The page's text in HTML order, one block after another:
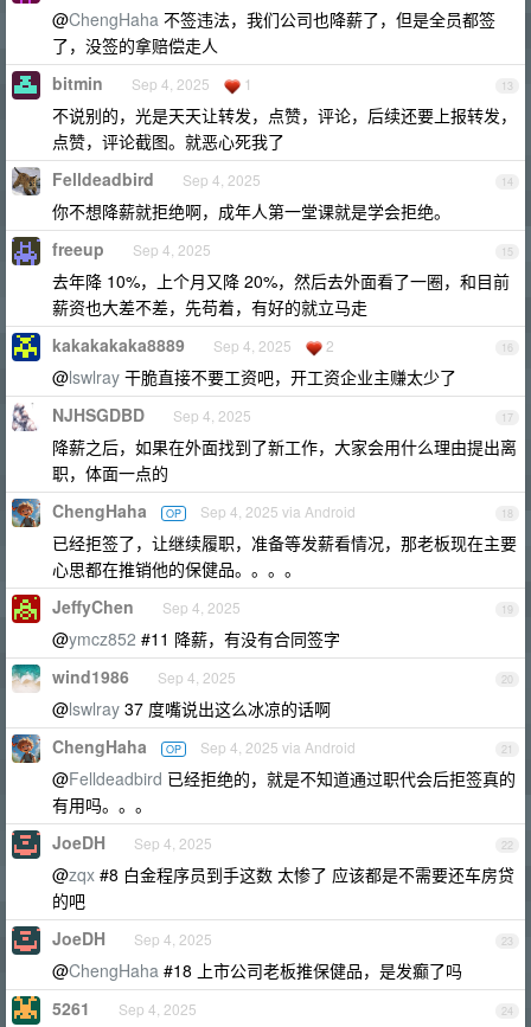
@ChengHaha 不签违法，我们公司也降薪了，但是全员都签
了，没签的拿赔偿走人
13
bitmin Sep 4, 2025 1
不说别的，光是天天让转发，点赞，评论，后续还要上报转发，
点赞，评论截图。就恶心死我了
14
Felldeadbird Sep 4, 2025
你不想降薪就拒绝啊，成年人第一堂课就是学会拒绝。
15
freeup Sep 4, 2025
去年降 10%，上个月又降 20%，然后去外面看了一圈，和目前
薪资也大差不差，先苟着，有好的就立马走
16
kakakakaka8889 Sep 4, 2025 2
@lswlray 干脆直接不要工资吧，开工资企业主赚太少了
17
NJHSGDBD Sep 4, 2025
降薪之后，如果在外面找到了新工作，大家会用什么理由提出离
职，体面一点的
18
ChengHaha OP Sep 4, 2025 via Android
已经拒签了，让继续履职，准备等发薪看情况，那老板现在主要
心思都在推销他的保健品。。。。
19
JeffyChen Sep 4, 2025
@ymcz852 #11 降薪，有没有合同签字
20
wind1986 Sep 4, 2025
@lswlray 37 度嘴说出这么冰凉的话啊
21
ChengHaha OP Sep 4, 2025 via Android
@Felldeadbird 已经拒绝的，就是不知道通过职代会后拒签真的
有用吗。。。
22
JoeDH Sep 4, 2025
@zqx #8 白金程序员到手这数 太惨了 应该都是不需要还车房贷
的吧
23
JoeDH Sep 4, 2025
@ChengHaha #18 上市公司老板推保健品，是发癫了吗
24
5261 Sep 4, 2025